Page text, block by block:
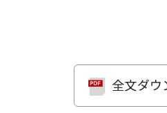
全文ダウ